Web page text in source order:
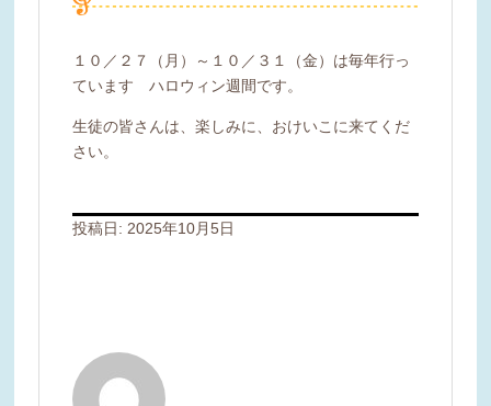
１０／２７（月）～１０／３１（金）は毎年行っ
ています ハロウィン週間です。
生徒の皆さんは、楽しみに、おけいこに来てくだ
さい。
投稿日: 2025年10月5日